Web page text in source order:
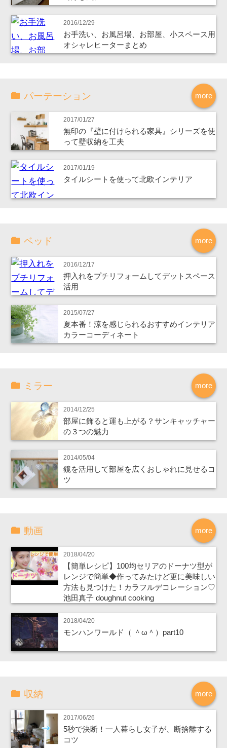
2016/12/29
お手洗い、お風呂場、お部屋、小スペース用
オシャレヒーターまとめ
more
パーテーション
2017/01/27
無印の『壁に付けられる家具』シリーズを使
って壁収納を工夫
2017/01/19
タイルシートを使って北欧インテリア
more
ベッド
2016/12/17
押入れをプチリフォームしてデットスペース
活用
2015/07/27
夏本番！涼を感じられるおすすめインテリア
カラーコーディネート
more
ミラー
2014/12/25
部屋に飾ると運も上がる？サンキャッチャー
の３つの魅力
2014/05/04
鏡を活用して部屋を広くおしゃれに見せるコ
ツ
more
動画
2018/04/20
【簡単レシピ】100均セリアのドーナツ型が
レンジで簡単◆作ってみたけど更に美味しい
方法も見つけた！カラフルデコレーション♡
池田真子 doughnut cooking
2018/04/20
モンハンワールド（ ＾ω＾）part10
more
収納
2017/06/26
5秒で決断！一人暮らし女子が、断捨離する
コツ